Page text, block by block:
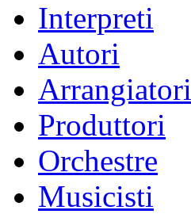
Interpreti
Autori
Arrangiatori
Produttori
Orchestre
Musicisti